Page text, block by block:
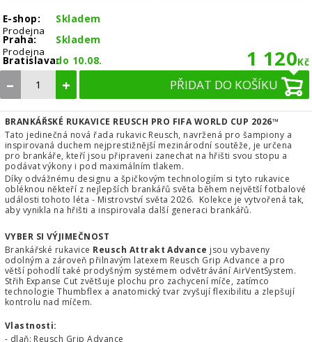
E-shop:
Skladem
Prodejna
Praha:
Skladem
Prodejna
Bratislava:do 10.08. 1 120Kč
– + PŘIDAT DO KOŠÍKU
BRANKÁŘSKÉ RUKAVICE REUSCH PRO FIFA WORLD CUP 2026™
Tato jedinečná nová řada rukavic Reusch, navržená pro šampiony a
inspirovaná duchem nejprestižnější mezinárodní soutěže, je určena
pro brankáře, kteří jsou připraveni zanechat na hřišti svou stopu a
podávat výkony i pod maximálním tlakem.
Díky odvážnému designu a špičkovým technologiím si tyto rukavice
obléknou někteří z nejlepších brankářů světa během největší fotbalové
události tohoto léta - Mistrovství světa 2026. Kolekce je vytvořená tak,
aby vynikla na hřišti a inspirovala další generaci brankářů.
VYBER SI VÝJIMEČNOST
Brankářské rukavice Reusch Attrakt Advance jsou vybaveny
odolným a zároveň přilnavým latexem Reusch Grip Advance a pro
větší pohodlí také prodyšným systémem odvětrávání AirVentSystem.
Střih Expanse Cut zvětšuje plochu pro zachycení míče, zatímco
technologie Thumbflex a anatomický tvar zvyšují flexibilitu a zlepšují
kontrolu nad míčem.
Vlastnosti:
- dlaň: Reusch Grip Advance